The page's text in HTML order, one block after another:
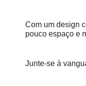
Com um design
pouco espaço e
Junte-se à